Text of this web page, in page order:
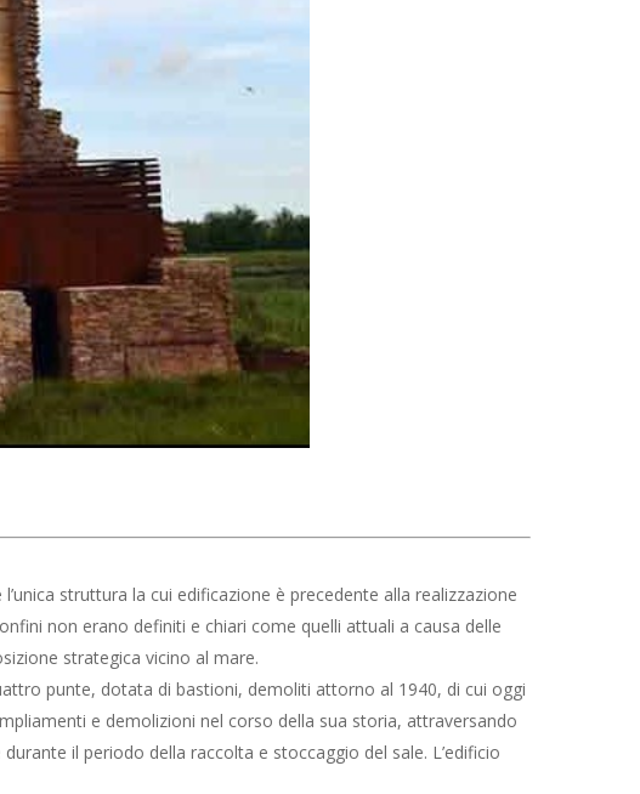
struttura la cui edificazione è precedente alla realizzazione
non erano definiti e chiari come quelli attuali a causa delle
strategica vicino al mare.
punte, dotata di bastioni, demoliti attorno al 1940, di cui oggi
e demolizioni nel corso della sua storia, attraversando
il periodo della raccolta e stoccaggio del sale. L’edificio